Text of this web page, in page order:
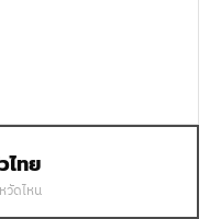
ไทย
วัดไหน